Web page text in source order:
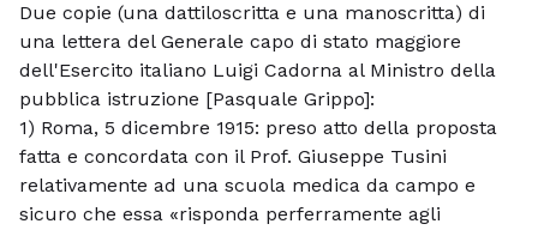
Due copie (una dattiloscritta e una manoscritta) di
una lettera del Generale capo di stato maggiore
dell'Esercito italiano Luigi Cadorna al Ministro della
pubblica istruzione [Pasquale Grippo]:
1) Roma, 5 dicembre 1915: preso atto della proposta
fatta e concordata con il Prof. Giuseppe Tusini
relativamente ad una scuola medica da campo e
sicuro che essa «risponda perferramente agli